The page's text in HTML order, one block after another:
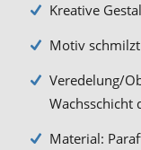
Kreative
Motiv
Veredelung/
Wachsschicht
Material: